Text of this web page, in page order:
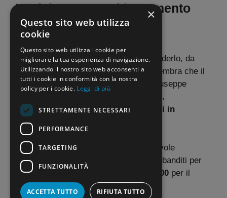
IX ciclo TFA posti in aumento
17 Novembre 2023 diRosalia Cimino
“Più specializzati sul sostegno”: a chiederlo, da
diversi anni, è il sindacato e adesso sembra che il
ministro dell’Istruzione e del Merito Giuseppe
Valditara lo stia per far diventare realtà,
predisponendo per ilIX ciclo TFA posti in
aumento
Sarebbe previsto, infatti, un considerevole
incremento numerico: dai 29.000 posti banditi per
l’VIII ciclo, si passerebbe a quasi
35.000 per il
prossimo.
×
Questo sito web utilizza
cookie
Questo sito web utilizza i cookie per
migliorare la tua esperienza di navigazione.
Utilizzando il nostro sito web acconsenti a
tutti i cookie in conformità con la nostra
policy per i cookie. Leggi di più
STRETTAMENTE NECESSARI
PERFORMANCE
TARGETING
FUNZIONALITÀ
ACCETTA TUTTO RIFIUTA TUTTO